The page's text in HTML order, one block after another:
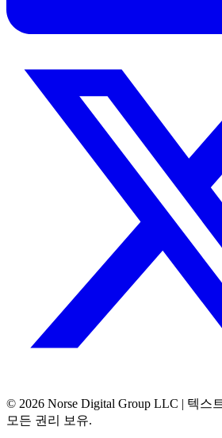
© 2026 Norse Digital Group LLC | 텍스
모든 권리 보유.